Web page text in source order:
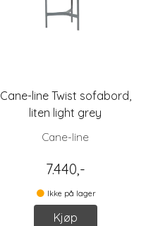
Cane-line Twist sofabord,
liten light grey
Cane-line
7.440,-
Ikke på lager
Kjøp